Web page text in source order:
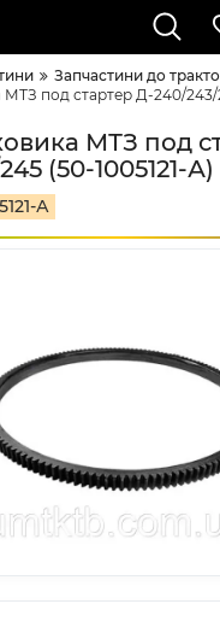
Запчастини до
под стартер Д-240/243/
МТЗ под
(50-1005121-А)
А